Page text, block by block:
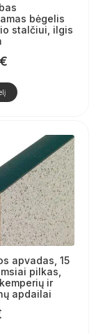
bėgelis
stalčiui, ilgis
€
apvadas, 15
pilkas,
ir
apdailai